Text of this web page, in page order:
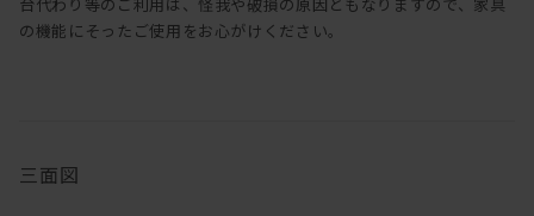
の機能にそったご使用をお心がけください。
三面図